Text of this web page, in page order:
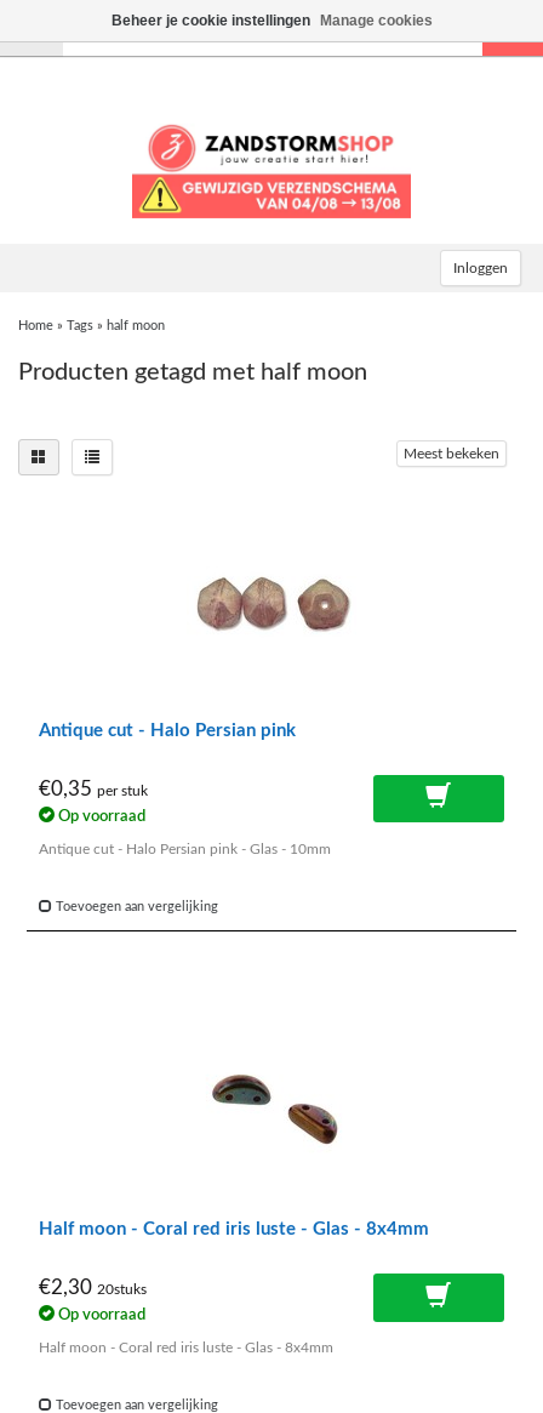
Inloggen
Home » Tags » half moon
Producten getagd met half moon
Meest bekeken
Antique cut - Halo Persian pink
€0,35 per stuk
Op voorraad
Antique cut - Halo Persian pink - Glas - 10mm
Toevoegen aan vergelijking
Half moon - Coral red iris luste - Glas - 8x4mm
€2,30 20stuks
Op voorraad
Half moon - Coral red iris luste - Glas - 8x4mm
Toevoegen aan vergelijking
Beheer je cookie instellingen Manage cookies